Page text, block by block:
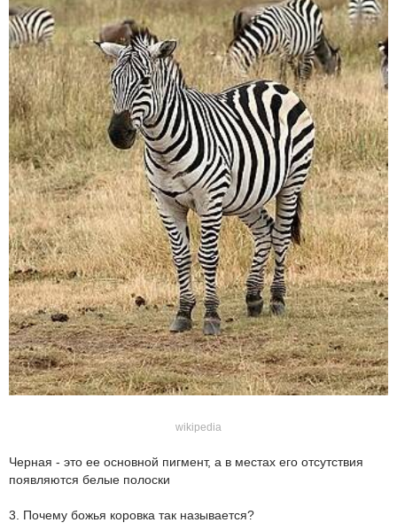
wikipedia
Черная - это ее основной пигмент, а в местах его отсутствия
появляются белые полоски
3. Почему божья коровка так называется?